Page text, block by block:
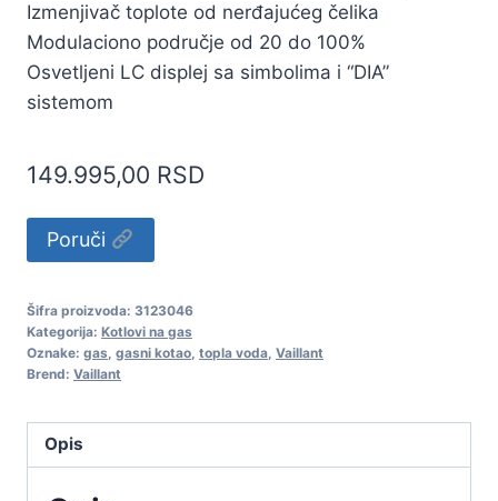
Izmenjivač toplote od nerđajućeg čelika
Modulaciono područje od 20 do 100%
Osvetljeni LC displej sa simbolima i “DIA”
sistemom
149.995,00 RSD
Poruči
Šifra proizvoda: 3123046
Kategorija: Kotlovi na gas
Oznake: gas gasni kotao topla voda Vaillant
Brend: Vaillant
Opis